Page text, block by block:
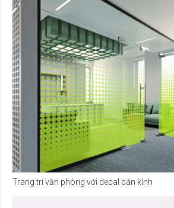
Trang trí văn phòng với decal dán kính